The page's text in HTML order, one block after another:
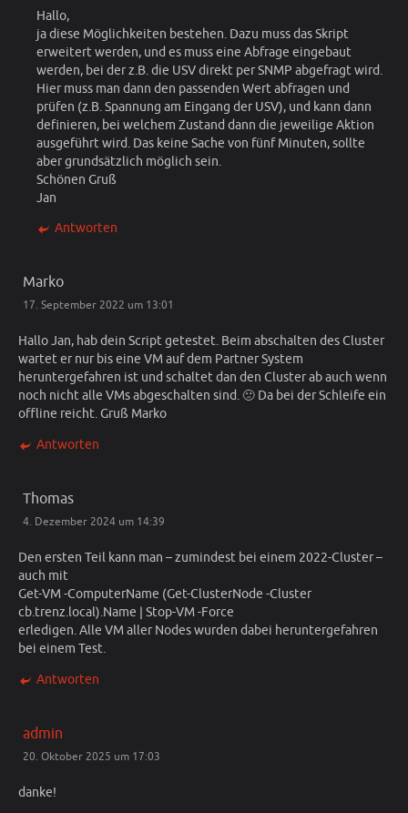
Hallo,
ja diese Möglichkeiten bestehen. Dazu muss das Skript
erweitert werden, und es muss eine Abfrage eingebaut
werden, bei der z.B. die USV direkt per SNMP abgefragt wird.
Hier muss man dann den passenden Wert abfragen und
prüfen (z.B. Spannung am Eingang der USV), und kann dann
definieren, bei welchem Zustand dann die jeweilige Aktion
ausgeführt wird. Das keine Sache von fünf Minuten, sollte
aber grundsätzlich möglich sein.
Schönen Gruß
Jan
Antworten
Marko
17. September 2022 um 13:01
Hallo Jan, hab dein Script getestet. Beim abschalten des Cluster
wartet er nur bis eine VM auf dem Partner System
heruntergefahren ist und schaltet dan den Cluster ab auch wenn
noch nicht alle VMs abgeschalten sind. 🙁 Da bei der Schleife ein
offline reicht. Gruß Marko
Antworten
Thomas
4. Dezember 2024 um 14:39
Den ersten Teil kann man – zumindest bei einem 2022-Cluster –
auch mit
Get-VM -ComputerName (Get-ClusterNode -Cluster
cb.trenz.local).Name | Stop-VM -Force
erledigen. Alle VM aller Nodes wurden dabei heruntergefahren
bei einem Test.
Antworten
admin
20. Oktober 2025 um 17:03
danke!